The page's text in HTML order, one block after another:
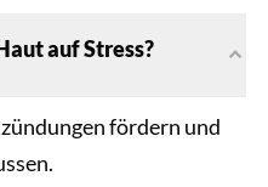
auf Stress?
fördern und